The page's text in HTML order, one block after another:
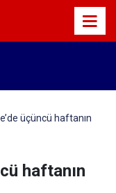
üçüncü haftanın
haftanın